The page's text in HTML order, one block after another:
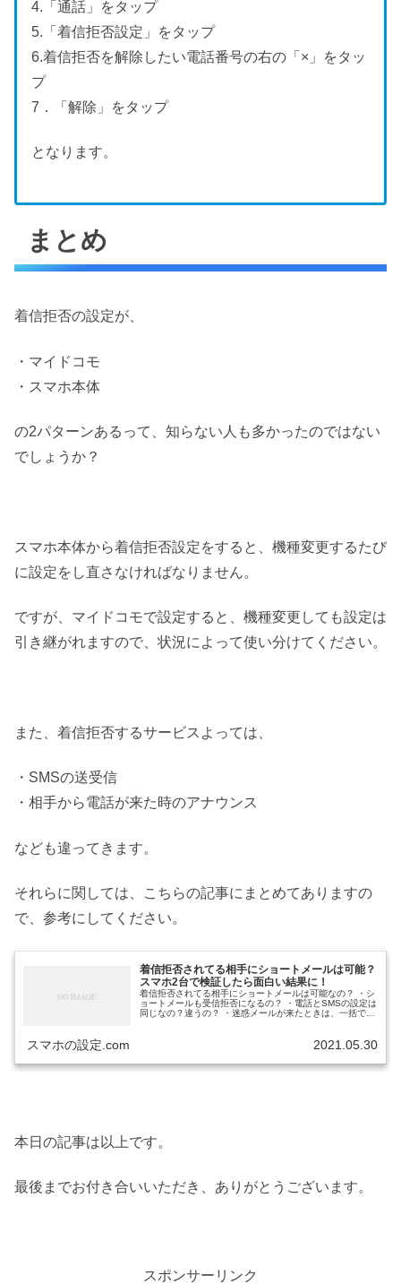
4.「通話」をタップ
5.「着信拒否設定」をタップ
6.着信拒否を解除したい電話番号の右の「×」をタッ
プ
7．「解除」をタップ
となります。
まとめ
着信拒否の設定が、
・マイドコモ
・スマホ本体
の2パターンあるって、知らない人も多かったのではない
でしょうか？
スマホ本体から着信拒否設定をすると、機種変更するたび
に設定をし直さなければなりません。
ですが、マイドコモで設定すると、機種変更しても設定は
引き継がれますので、状況によって使い分けてください。
また、着信拒否するサービスよっては、
・SMSの送受信
・相手から電話が来た時のアナウンス
なども違ってきます。
それらに関しては、こちらの記事にまとめてありますの
で、参考にしてください。
着信拒否されてる相手にショートメールは可能？
スマホ2台で検証したら面白い結果に！
着信拒否されてる相手にショートメールは可能なの？ ・シ
ョートメールも受信拒否になるの？ ・電話とSMSの設定は
同じなの？違うの？ ・迷惑メールが来たときは、一括で着
スマホの設定.com 2021.05.30
本日の記事は以上です。
最後までお付き合いいただき、ありがとうございます。
スポンサーリンク